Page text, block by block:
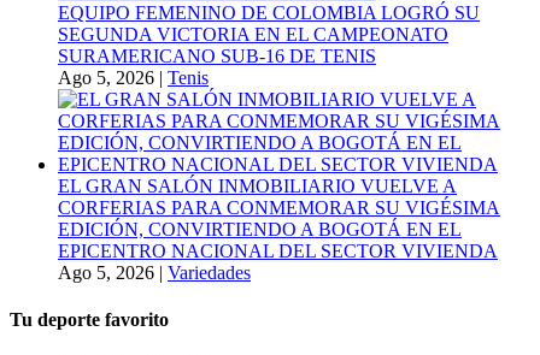
EQUIPO FEMENINO DE COLOMBIA LOGRÓ SU
SEGUNDA VICTORIA EN EL CAMPEONATO
SURAMERICANO SUB-16 DE TENIS
Ago 5, 2026 | Tenis
EL GRAN SALÓN INMOBILIARIO VUELVE A
CORFERIAS PARA CONMEMORAR SU VIGÉSIMA
EDICIÓN, CONVIRTIENDO A BOGOTÁ EN EL
EPICENTRO NACIONAL DEL SECTOR VIVIENDA
Ago 5, 2026 | Variedades
Tu deporte favorito